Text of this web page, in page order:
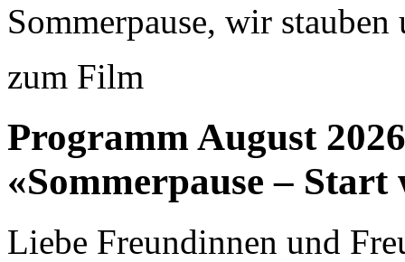
Sommerpause, wir
zum Film
Programm August 2026
«Sommerpause – Start
Liebe Freundinnen und